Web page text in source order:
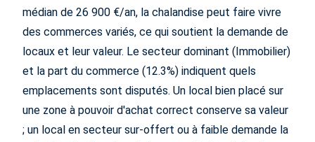
médian de 26 900 €/an, la chalandise peut faire vivre
des commerces variés, ce qui soutient la demande de
locaux et leur valeur. Le secteur dominant (Immobilier)
et la part du commerce (12.3%) indiquent quels
emplacements sont disputés. Un local bien placé sur
une zone à pouvoir d'achat correct conserve sa valeur
; un local en secteur sur-offert ou à faible demande la